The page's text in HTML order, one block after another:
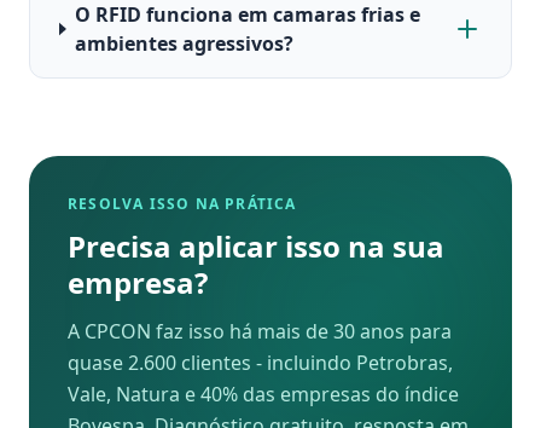
O RFID funciona em camaras frias e
ambientes agressivos?
RESOLVA ISSO NA PRÁTICA
Precisa aplicar isso na sua
empresa?
A CPCON faz isso há mais de 30 anos para
quase 2.600 clientes - incluindo Petrobras,
Vale, Natura e 40% das empresas do índice